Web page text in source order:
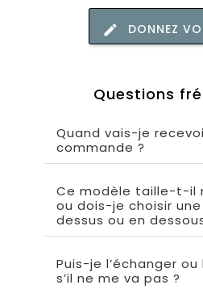
DONNEZ
Questions
Quand vais-je
commande ?
Ce modèle taille-t-il
ou dois-je choisir
dessus ou en
Puis-je l’échanger
s’il ne me va pas ?